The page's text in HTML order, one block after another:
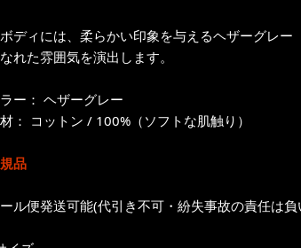
ディには、柔らかい印象を与えるヘザーグレー
れた雰囲気を演出します。
ー： ヘザーグレー
： コットン / 100%（ソフトな肌触り）
品
ル便発送可能(代引き不可・紛失事故の責任は